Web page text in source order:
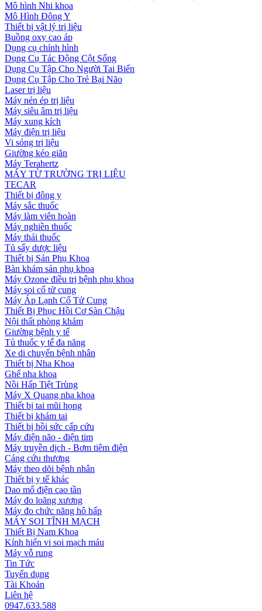
Mô hình Nhi khoa
Mô Hình Đông Y
Thiết bị vật lý trị liệu
Buồng oxy cao áp
Dụng cụ chỉnh hình
Dụng Cụ Tác Động Cột Sống
Dụng Cụ Tập Cho Người Tai Biến
Dụng Cụ Tập Cho Trẻ Bại Não
Laser trị liệu
Máy nén ép trị liệu
Máy siêu âm trị liệu
Máy xung kích
Máy điện trị liệu
Vi sóng trị liệu
Giường kéo giãn
Máy Terahertz
MÁY TỪ TRƯỜNG TRỊ LIỆU
TECAR
Thiết bị đông y
Máy sắc thuốc
Máy làm viên hoàn
Máy nghiền thuốc
Máy thái thuốc
Tủ sấy dược liệu
Thiết bị Sản Phụ Khoa
Bàn khám sản phụ khoa
Máy Ozone điều trị bệnh phụ khoa
Máy soi cổ tử cung
Máy Áp Lạnh Cổ Tử Cung
Thiết Bị Phục Hồi Cơ Sàn Chậu
Nội thất phòng khám
Giường bệnh y tế
Tủ thuốc y tế đa năng
Xe di chuyển bệnh nhân
Thiết bị Nha Khoa
Ghế nha khoa
Nồi Hấp Tiệt Trùng
Máy X Quang nha khoa
Thiết bị tai mũi họng
Thiết bị khám tai
Thiết bị hồi sức cấp cứu
Máy điện não - điện tim
Máy truyền dịch - Bơm tiêm điện
Cáng cứu thương
Máy theo dõi bệnh nhân
Thiết bị y tế khác
Dao mổ điện cao tần
Máy đo loãng xương
Máy đo chức năng hô hấp
MÁY SOI TĨNH MẠCH
Thiết Bị Nam Khoa
Kính hiển vi soi mạch máu
Máy vỗ rung
Tin Tức
Tuyển dụng
Tài Khoản
Liên hệ
0947.633.588